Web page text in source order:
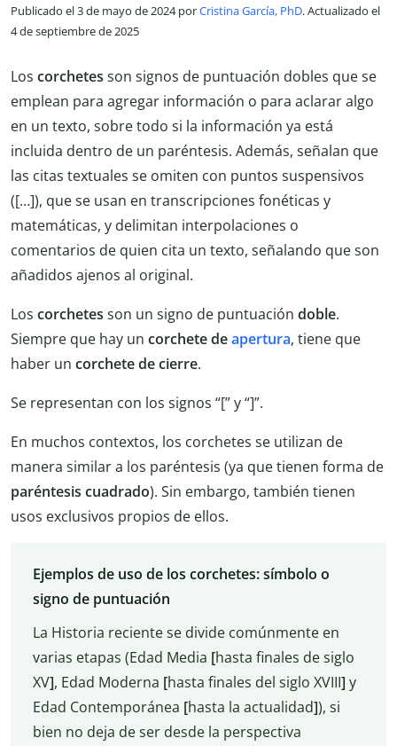
Publicado el 3 de mayo de 2024 porCristina García, PhD. Actualizado el
4 de septiembre de 2025
Los corchetes son signos de puntuación dobles que se
emplean para agregar información o para aclarar algo
en un texto, sobre todo si la información ya está
incluida dentro de un paréntesis. Además, señalan que
las citas textuales se omiten con puntos suspensivos
([…]), que se usan en transcripciones fonéticas y
matemáticas, y delimitan interpolaciones o
comentarios de quien cita un texto, señalando que son
añadidos ajenos al original.
Los corchetes son un signo de puntuación doble.
Siempre que hay un corchete deapertura, tiene que
haber un corchete de cierre.
Se representan con los signos “[” y “]”.
En muchos contextos, los corchetes se utilizan de
manera similar a los paréntesis (ya que tienen forma de
paréntesis cuadrado). Sin embargo, también tienen
usos exclusivos propios de ellos.
Ejemplos de uso de los corchetes: símbolo o
signo de puntuación
La Historia reciente se divide comúnmente en
varias etapas (Edad Media [hasta finales de siglo
XV], Edad Moderna [hasta finales del siglo XVIII] y
Edad Contemporánea [hasta la actualidad]), si
bien no deja de ser desde la perspectiva